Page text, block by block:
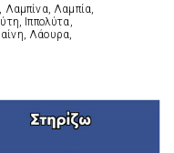
Λαμπία,
Ιππολύτα,
Λάουρα,